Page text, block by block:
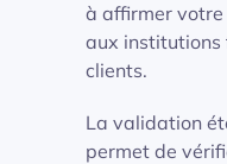
à affirmer
aux institutions
clients.
La validation
permet de